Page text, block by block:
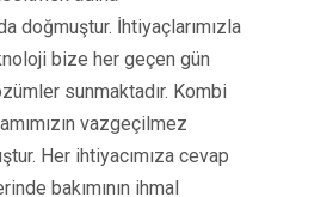
doğmuştur. İhtiyaçlarımızla
bize her geçen gün
sunmaktadır. Kombi
vazgeçilmez
Her ihtiyacımıza cevap
bakımının ihmal